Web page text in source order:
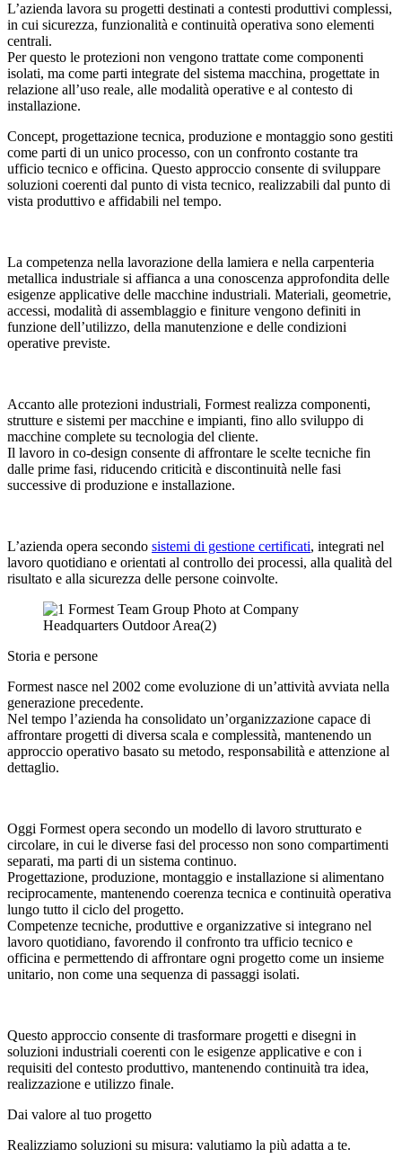
L’azienda lavora su progetti destinati a contesti produttivi complessi,
in cui sicurezza, funzionalità e continuità operativa sono elementi
centrali.
Per questo le protezioni non vengono trattate come componenti
isolati, ma come parti integrate del sistema macchina, progettate in
relazione all’uso reale, alle modalità operative e al contesto di
installazione.
Concept, progettazione tecnica, produzione e montaggio sono gestiti
come parti di un unico processo, con un confronto costante tra
ufficio tecnico e officina. Questo approccio consente di sviluppare
soluzioni coerenti dal punto di vista tecnico, realizzabili dal punto di
vista produttivo e affidabili nel tempo.
La competenza nella lavorazione della lamiera e nella carpenteria
metallica industriale si affianca a una conoscenza approfondita delle
esigenze applicative delle macchine industriali. Materiali, geometrie,
accessi, modalità di assemblaggio e finiture vengono definiti in
funzione dell’utilizzo, della manutenzione e delle condizioni
operative previste.
Accanto alle protezioni industriali, Formest realizza componenti,
strutture e sistemi per macchine e impianti, fino allo sviluppo di
macchine complete su tecnologia del cliente.
Il lavoro in co-design consente di affrontare le scelte tecniche fin
dalle prime fasi, riducendo criticità e discontinuità nelle fasi
successive di produzione e installazione.
L’azienda opera secondo sistemi di gestione certificati, integrati nel
lavoro quotidiano e orientati al controllo dei processi, alla qualità del
risultato e alla sicurezza delle persone coinvolte.
Storia e persone
Formest nasce nel 2002 come evoluzione di un’attività avviata nella
generazione precedente.
Nel tempo l’azienda ha consolidato un’organizzazione capace di
affrontare progetti di diversa scala e complessità, mantenendo un
approccio operativo basato su metodo, responsabilità e attenzione al
dettaglio.
Oggi Formest opera secondo un modello di lavoro strutturato e
circolare, in cui le diverse fasi del processo non sono compartimenti
separati, ma parti di un sistema continuo.
Progettazione, produzione, montaggio e installazione si alimentano
reciprocamente, mantenendo coerenza tecnica e continuità operativa
lungo tutto il ciclo del progetto.
Competenze tecniche, produttive e organizzative si integrano nel
lavoro quotidiano, favorendo il confronto tra ufficio tecnico e
officina e permettendo di affrontare ogni progetto come un insieme
unitario, non come una sequenza di passaggi isolati.
Questo approccio consente di trasformare progetti e disegni in
soluzioni industriali coerenti con le esigenze applicative e con i
requisiti del contesto produttivo, mantenendo continuità tra idea,
realizzazione e utilizzo finale.
Dai valore al tuo progetto
Realizziamo soluzioni su misura: valutiamo la più adatta a te.